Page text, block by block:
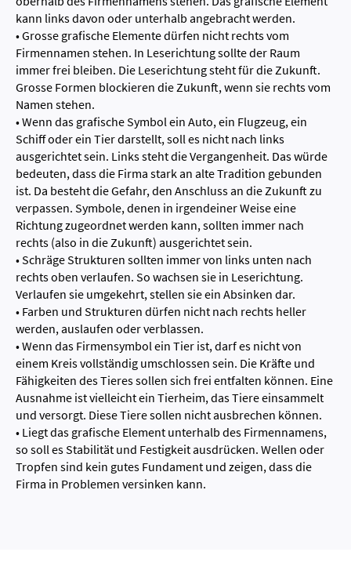
kann links davon oder unterhalb angebracht werden.
• Grosse grafische Elemente dürfen nicht rechts vom
Firmennamen stehen. In Leserichtung sollte der Raum
immer frei bleiben. Die Leserichtung steht für die Zukunft.
Grosse Formen blockieren die Zukunft, wenn sie rechts vom
Namen stehen.
• Wenn das grafische Symbol ein Auto, ein Flugzeug, ein
Schiff oder ein Tier darstellt, soll es nicht nach links
ausgerichtet sein. Links steht die Vergangenheit. Das würde
bedeuten, dass die Firma stark an alte Tradition gebunden
ist. Da besteht die Gefahr, den Anschluss an die Zukunft zu
verpassen. Symbole, denen in irgendeiner Weise eine
Richtung zugeordnet werden kann, sollten immer nach
rechts (also in die Zukunft) ausgerichtet sein.
• Schräge Strukturen sollten immer von links unten nach
rechts oben verlaufen. So wachsen sie in Leserichtung.
Verlaufen sie umgekehrt, stellen sie ein Absinken dar.
• Farben und Strukturen dürfen nicht nach rechts heller
werden, auslaufen oder verblassen.
• Wenn das Firmensymbol ein Tier ist, darf es nicht von
einem Kreis vollständig umschlossen sein. Die Kräfte und
Fähigkeiten des Tieres sollen sich frei entfalten können. Eine
Ausnahme ist vielleicht ein Tierheim, das Tiere einsammelt
und versorgt. Diese Tiere sollen nicht ausbrechen können.
• Liegt das grafische Element unterhalb des Firmennamens,
so soll es Stabilität und Festigkeit ausdrücken. Wellen oder
Tropfen sind kein gutes Fundament und zeigen, dass die
Firma in Problemen versinken kann.